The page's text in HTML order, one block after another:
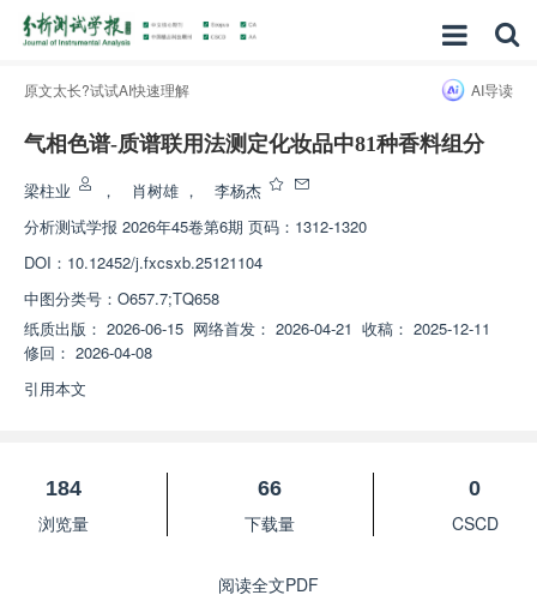
原文太长?试试AI快速理解 AI导读
气相色谱-质谱联用法测定化妆品中81种香料组分
梁柱业 ， 肖树雄 ，
李杨杰
分析测试学报 2026年45卷第6期 页码：1312-1320
DOI： 10.12452/j.fxcsxb.25121104
中图分类号： O657.7;TQ658
纸质出版： 2026-06-15 网络首发： 2026-04-21 收稿： 2025-12-11
修回： 2026-04-08
引用本文
184
浏览量
66
下载量
0
CSCD
阅读全文PDF